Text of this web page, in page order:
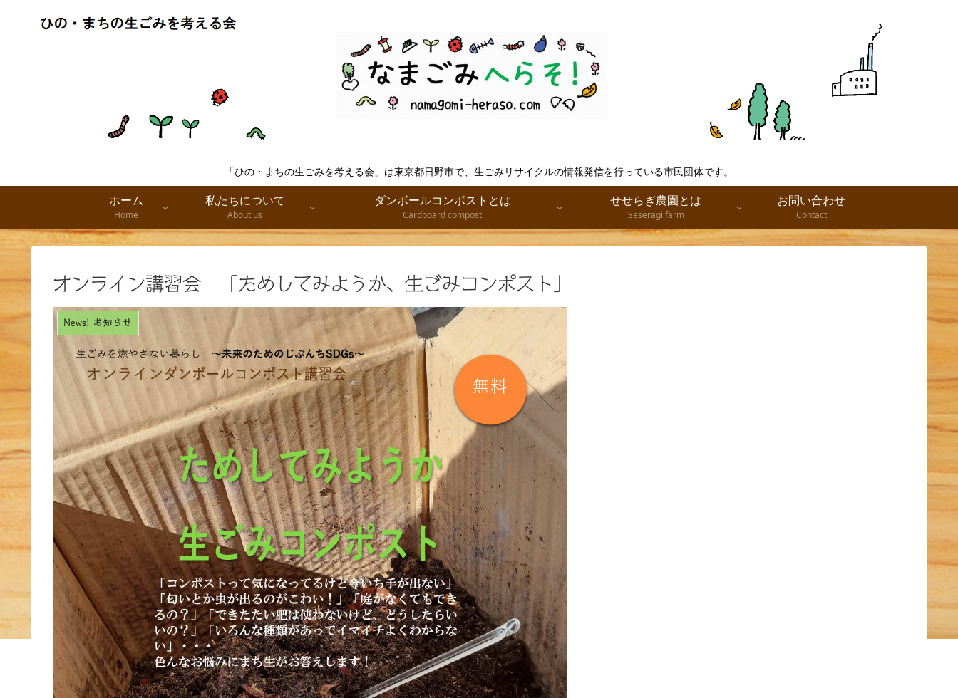
「ひの・まちの生ごみを考える会」は東京都日野市で、生ごみリサイクルの情報発信を行っている市民団体です。
ホーム
Home
私たちについて
About us
ダンボールコンポストとは
Cardboard compost
せせらぎ農園とは
Seseragi farm
お問い合わせ
Contact
オンライン講習会 「ためしてみようか、生ごみコンポスト」
News! お知らせ